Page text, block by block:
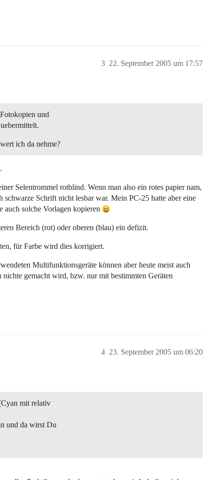
22. September 2005 um 17:57
3
und
ich da nehme?
Selentrommel rotblind. Wenn man also ein rotes papier nam,
Schrift nicht lesbar war. Mein PC-25 hatte aber eine
solche Vorlagen kopieren
Bereich (rot) oder oberen (blau) ein defizit.
für Farbe wird dies korrigiert.
Multifunktionsgeräte können aber heute meist auch
gemacht wird, bzw. nur mit bestimmten Geräten
23. September 2005 um 06:20
4
mit relativ
und da wirst Du